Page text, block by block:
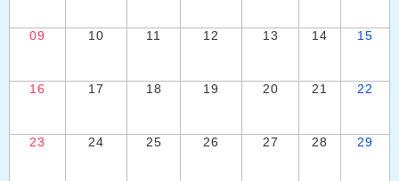
09 10 11 12 13 14 15
16 17 18 19 20 21 22
23 24 25 26 27 28 29